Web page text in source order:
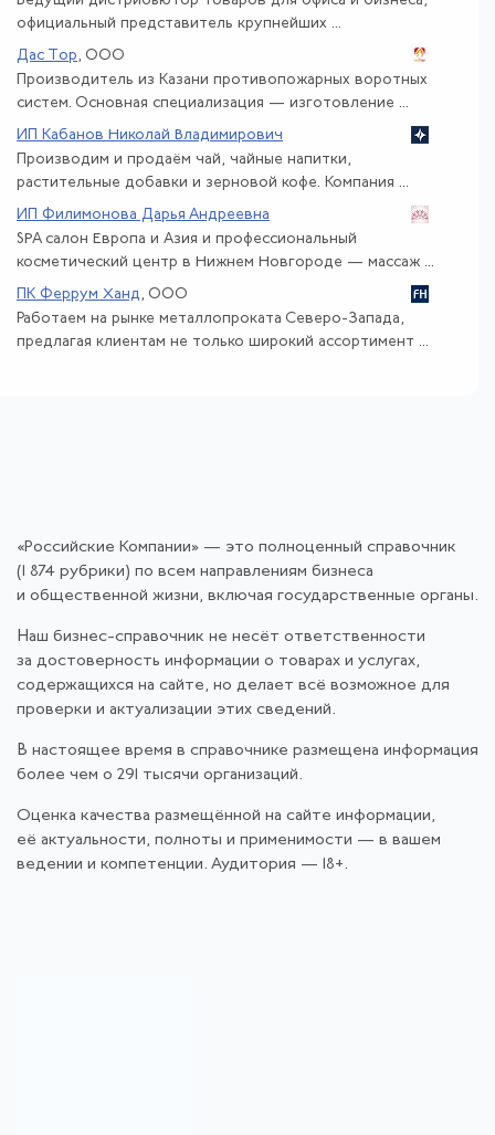
официальный представитель крупнейших ...
Дас Тор, ООО
Производитель из Казани противопожарных воротных
систем. Основная специализация — изготовление ...
ИП Кабанов Николай Владимирович
Производим и продаём чай, чайные напитки,
растительные добавки и зерновой кофе. Компания ...
ИП Филимонова Дарья Андреевна
SPA салон Европа и Азия и профессиональный
косметический центр в Нижнем Новгороде — массаж ...
ПК Феррум Ханд, ООО
Работаем на рынке металлопроката Северо-Запада,
предлагая клиентам не только широкий ассортимент ...
«Российские Компании» — это полноценный справочник
(1 874 рубрики) по всем направлениям бизнеса
и общественной жизни, включая государственные органы.
Наш бизнес-справочник не несёт ответственности
за достоверность информации о товарах и услугах,
содержащихся на сайте, но делает всё возможное для
проверки и актуализации этих сведений.
В настоящее время в справочнике размещена информация
более чем о 291 тысячи организаций.
Оценка качества размещённой на сайте информации,
её актуальности, полноты и применимости — в вашем
ведении и компетенции. Аудитория — 18+.